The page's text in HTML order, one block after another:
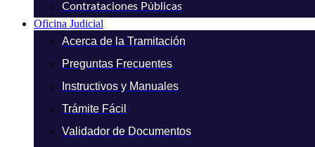
Contrataciones Públicas
Oficina Judicial
Acerca de la Tramitación
Preguntas Frecuentes
Instructivos y Manuales
Trámite Fácil
Validador de Documentos